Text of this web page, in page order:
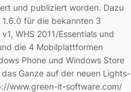
und publiziert worden. Dazu
für die bekannten 3
WHS 2011/Essentials und
die 4 Mobilplattformen
Phone und Windows Store
Ganze auf der neuen Lights-
www.green-it-software.com/